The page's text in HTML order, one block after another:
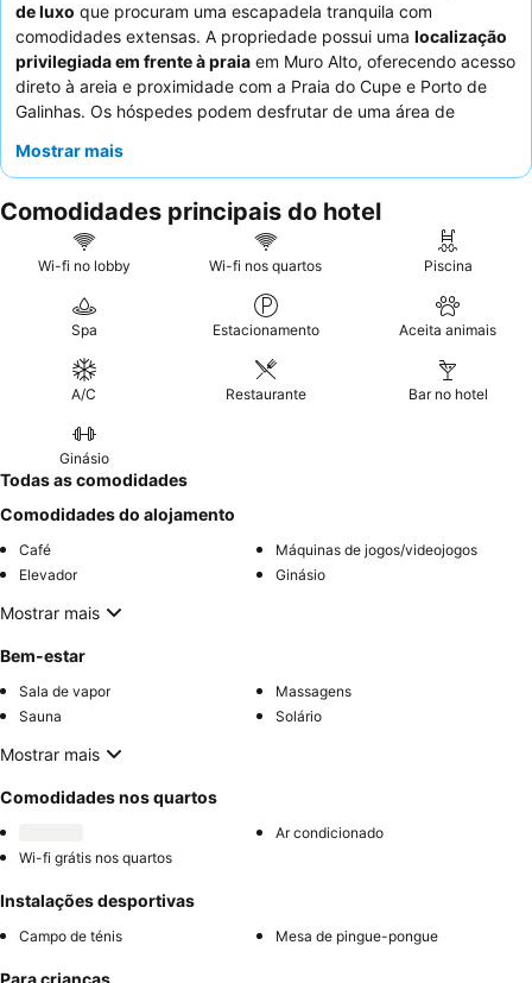
de luxo que procuram uma escapadela tranquila com
comodidades extensas. A propriedade possui uma localização
privilegiada em frente à praia em Muro Alto, oferecendo acesso
direto à areia e proximidade com a Praia do Cupe e Porto de
Galinhas. Os hóspedes podem desfrutar de uma área de
por campos desportivos, um ginásio e uma sauna. Embora o
pequeno-almoçorecebe consistentemente elogios pela sua
variedade e qualidade. Para uma experiência verdadeiramente
exclusiva, considere reservar umbungalow com piscina
Mostrar mais
Comodidades principais do hotel
Wi-fi no lobby Wi-fi nos quartos Piscina
Spa Estacionamento Aceita animais
A/C Restaurante Bar no hotel
Ginásio
Todas as comodidades
Comodidades do alojamento
Café
Máquinas de jogos/videojogos
Elevador
Ginásio
Mostrar mais
Bem-estar
Sala de vapor
Massagens
Sauna
Solário
Mostrar mais
Comodidades nos quartos
Ar condicionado
Wi-fi grátis nos quartos
Instalações desportivas
Campo de ténis Mesa de pingue-pongue